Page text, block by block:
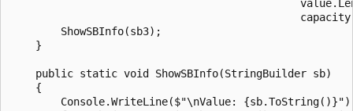
        ShowSBInfo(sb3);
    }
    public static void ShowSBInfo(StringBuilder sb)
    {
Console.WriteLine($"\nValue: